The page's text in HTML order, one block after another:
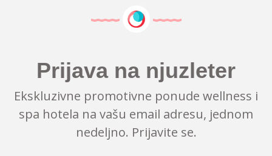
Prijava na njuzleter
Ekskluzivne promotivne ponude wellness i
spa hotela na vašu email adresu, jednom
nedeljno. Prijavite se.